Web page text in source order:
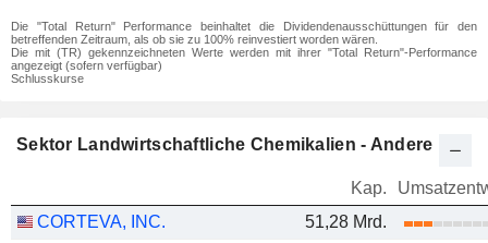
Die "Total Return" Performance beinhaltet die Dividendenausschüttungen für den
betreffenden Zeitraum, als ob sie zu 100% reinvestiert worden wären.
Die mit (TR) gekennzeichneten Werte werden mit ihrer "Total Return"-Performance
angezeigt (sofern verfügbar)
Schlusskurse
Sektor Landwirtschaftliche Chemikalien - Andere
Kap.
CORTEVA, INC.
51,28 Mrd.